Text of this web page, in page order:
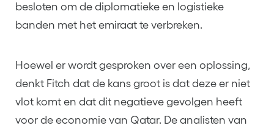
besloten om de diplomatieke en logistieke
banden met het emiraat te verbreken.
Hoewel er wordt gesproken over een oplossing,
denkt Fitch dat de kans groot is dat deze er niet
vlot komt en dat dit negatieve gevolgen heeft
voor de economie van Qatar. De analisten van